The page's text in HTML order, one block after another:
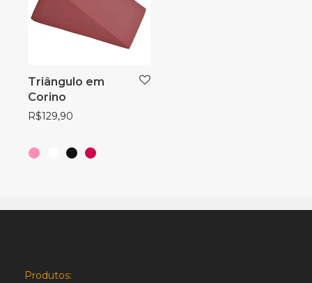
Triângulo em
Corino
R$129,90
Produtos: